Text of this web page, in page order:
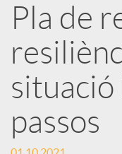
a
r
x
Pla de
passos